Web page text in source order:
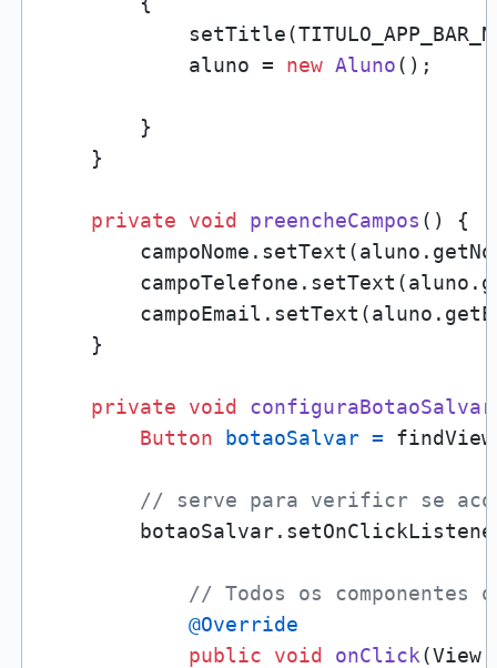
            aluno =
new Aluno();
        }
    }
private void preencheCampos ()
{
    }
private void configuraBotaoSalvar
Button
botaoSalvar =
// serve para verificr se
// Todos os componentes
@Override
public
void onClick(View